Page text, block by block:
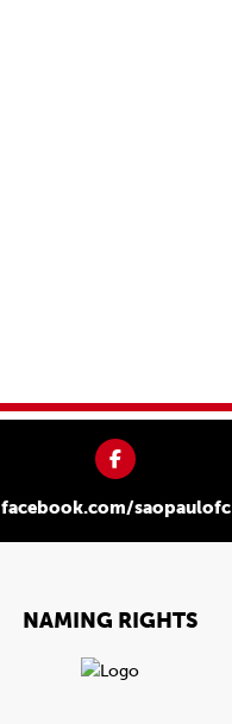
facebook.com/saopaulofc
NAMING RIGHTS